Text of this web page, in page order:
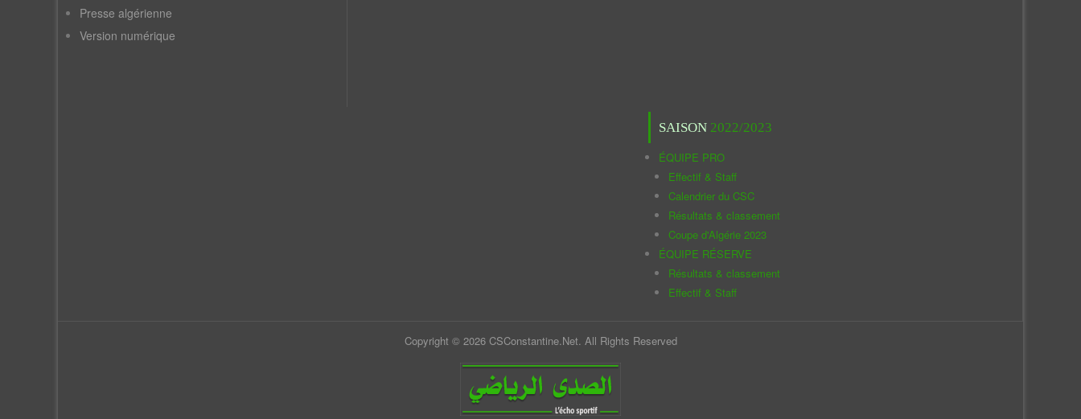
Presse algérienne
Version numérique
SAISON 2022/2023
ÉQUIPE PRO
Effectif & Staff
Calendrier du CSC
Résultats & classement
Coupe d'Algérie 2023
ÉQUIPE RÉSERVE
Résultats & classement
Effectif & Staff
Copyright © 2026 CSConstantine.Net. All Rights Reserved